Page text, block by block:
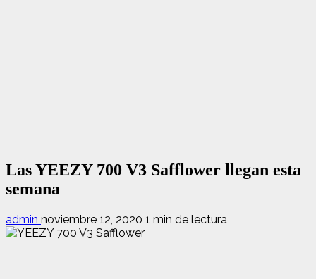
Las YEEZY 700 V3 Safflower llegan esta
semana
admin noviembre 12, 2020 1 min de lectura